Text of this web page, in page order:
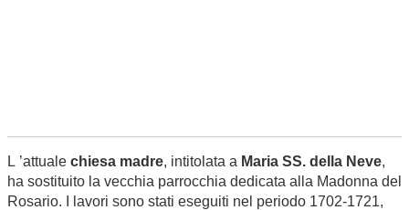
L ’attuale chiesa madre, intitolata a Maria SS. della Neve,
ha sostituito la vecchia parrocchia dedicata alla Madonna del
Rosario. I lavori sono stati eseguiti nel periodo 1702-1721,